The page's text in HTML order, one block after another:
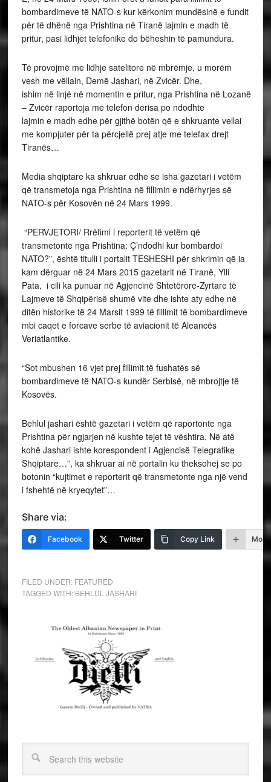
bombardimeve të NATO-s kur kërkonim mundësinë e fundit
për të dhënë nga Prishtina në Tiranë lajmin e madh të
pritur, pasi lidhjet telefonike do bëheshin të pamundura.
Të provojmë me lidhje satelitore në mbrëmje, u morëm
vesh me vëllain, Demë Jashari, në Zvicër. Dhe,
ishim në linjë në momentin e pritur, nga Prishtina në Lozanë
– Zvicër raportoja me telefon derisa po ndodhte
lajmin e madh edhe për gjithë botën që e shkruante vellai
me kompjuter për ta përcjellë prej atje me telefax drejt
Tiranës…
Media shqiptare ka shkruar edhe se isha gazetari i vetëm
që transmetoja nga Prishtina në fillimin e ndërhyrjes së
NATO-s për Kosovën në 24 Mars 1999.
“PERVJETORI/ Rrëfimi i reporterit të vetëm që
transmetonte nga Prishtina: Ç’ndodhi kur bombardoi
NATO?”, është titulli i portalit TESHESHI për shkrimin që ia
kam dërguar në 24 Mars 2015 gazetarit në Tiranë, Ylli
Pata, i cili ka punuar në Agjencinë Shtetërore-Zyrtare të
Lajmeve të Shqipërisë shumë vite dhe ishte aty edhe në
ditën historike të 24 Marsit 1999 të fillimit të bombardimeve
mbi caqet e forcave serbe të aviacionit të Aleancës
Veriatlantike.
“Sot mbushen 16 vjet prej fillimit të fushatës së
bombardimeve të NATO-s kundër Serbisë, në mbrojtje të
Kosovës.
Behlul jashari është gazetari i vetëm që raportonte nga
Prishtina për ngjarjen në kushte tejet të vështira. Në atë
kohë Jashari ishte korespondent i Agjencisë Telegrafike
Shqiptare…”, ka shkruar ai në portalin ku theksohej se po
botonin “kujtimet e reporterit që transmetonte nga një vend
i fshehtë në kryeqytet”…
Share via:
Facebook Twitter Copy Link More
FILED UNDER: FEATURED
TAGGED WITH: BEHLUL JASHARI